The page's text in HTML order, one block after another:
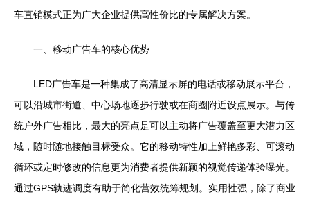
车直销模式正为广大企业提供高性价比的专属解决方案。
一、移动广告车的核心优势
LED广告车是一种集成了高清显示屏的电话或移动展示平台，
可以沿城市街道、中心场地逐步行驶或在商圈附近设点展示。与传
统户外广告相比，最大的亮点是可以主动将广告覆盖至更大潜力区
域，随时随地接触目标受众。它的移动特性加上鲜艳多彩、可滚动
循环或定时修改的信息更为消费者提供新颖的视觉传递体验曝光。
通过GPS轨迹调度有助于简化营效统筹规划。实用性强，除了商业